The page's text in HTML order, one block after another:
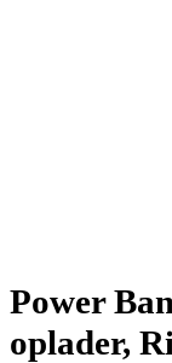
Power
oplader,